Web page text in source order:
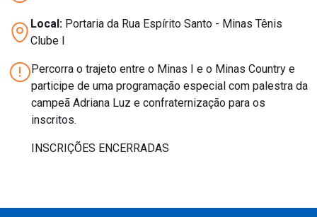
Local:Portaria da Rua Espírito Santo - Minas Tênis
Clube I
Percorra o trajeto entre o Minas I e o Minas Country e
participe de uma programação especial com palestra da
campeã Adriana Luz e confraternização para os
inscritos.
INSCRIÇÕES ENCERRADAS